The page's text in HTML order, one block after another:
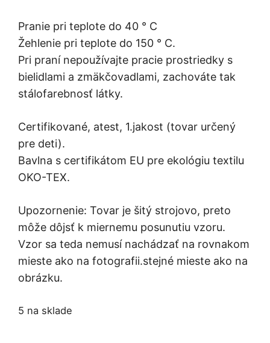
Pranie pri teplote do 40 ° C
Žehlenie pri teplote do 150 ° C.
Pri praní nepoužívajte pracie prostriedky s
bielidlami a zmäkčovadlami, zachováte tak
stálofarebnosť látky.
Certifikované, atest, 1.jakost (tovar určený
pre deti).
Bavlna s certifikátom EU pre ekológiu textilu
OKO-TEX.
Upozornenie: Tovar je šitý strojovo, preto
môže dôjsť k miernemu posunutiu vzoru.
Vzor sa teda nemusí nachádzať na rovnakom
mieste ako na fotografii.stejné mieste ako na
obrázku.
5 na sklade